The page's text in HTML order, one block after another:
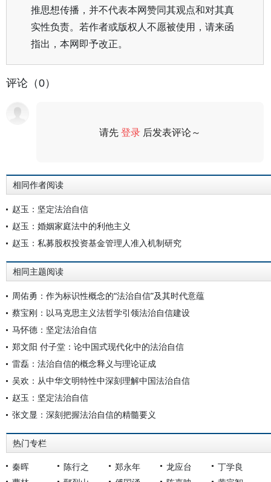
推思想传播，并不代表本网赞同其观点和对其真
实性负责。若作者或版权人不愿被使用，请来函
指出，本网即予改正。
评论（0）
请先登录 后发表评论～
相同作者阅读
赵玉：坚定法治自信
赵玉：婚姻家庭法中的利他主义
赵玉：私募股权投资基金管理人准入机制研究
相同主题阅读
周佑勇：作为标识性概念的“法治自信”及其时代意蕴
蔡宝刚：以马克思主义法哲学引领法治自信建设
马怀德：坚定法治自信
郑文阳 付子堂：论中国式现代化中的法治自信
雷磊：法治自信的概念释义与理论证成
吴欢：从中华文明特性中深刻理解中国法治自信
赵玉：坚定法治自信
张文显：深刻把握法治自信的精髓要义
热门专栏
秦晖 陈行之 郑永年 龙应台
丁学良